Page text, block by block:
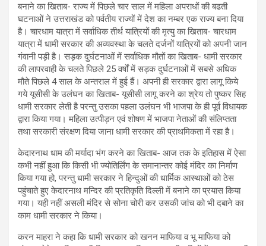
बनाने का खिताब- राज्य में पिछले चार साल में महिला अपराधों की बढती
घटनाओं ने उत्तराखंड को पर्वतीय राज्यों में देश का नम्बर एक राज्य बना दिया
है। चारधाम यात्रा में सर्वाधिक तीर्थ यात्रियों की मृत्यु का खिताब- चारधाम
यात्रा में धामी सरकार की अव्यवस्था के चलते दर्जनों यात्रियों को अपनी जान
गंवानी पड़ी है। सड़क दुर्घटनाओं में सर्वाधिक मौतों का खिताब- धामी सरकार
की लापरवाही के चलते पिछले 25 वर्षों में सड़क दुर्घटनाओं में सबसे अधिक
मौते पिछले 4 साल के अन्तराल में हुई हैं। अपनी ही सरकार द्वारा लागू किये
गये यूसीसी के उलंघन का खिताब- यूसीसी लागू करने का श्रेय तो पुष्कर सिह
धामी सरकार लेती है परन्तु उसका पहला उलंघन भी भाजपा के ही पूर्व विधायक
द्वारा किया गया। महिला उत्पीड़न एवं शोषण में भाजपा नेताओं की संलिप्तता
तथा सरकारी संरक्षण दिया जाना धामी सरकार की प्राथमिकता में रहा है।
केदारनाथ धाम की मर्यादा भंग करने का खिताब- आज तक के इतिहास में ऐसा
कभी नहीं हुआ कि किसी भी ज्योतिर्लिंग के समानान्तर कोई मंदिर का निर्माण
किया गया हो, परन्तु धामी सरकार ने हिन्दुओं की धार्मिक आस्थाओं को ठेस
पहुंचाते हुए केदारनाथ मन्दिर की प्रतिकृति दिल्ली में बनाने का प्रयास किया
गया। यही नहीं असली मंदिर से सोना चोरी कर उसकी जांच को भी दबाने का
काम धामी सरकार ने किया।
करन माहरा ने कहा कि धामी सरकार को खनन माफिया व भू माफिया को